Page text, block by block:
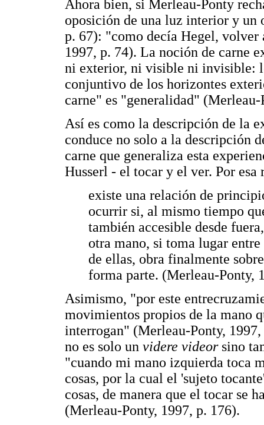
Ahora bien, si Merleau-Ponty
oposición de una luz interior y un
p. 67): "como decía Hegel, volver
1997, p. 74). La noción de carne
ni exterior, ni visible ni invisible:
conjuntivo de los horizontes
carne" es "generalidad"
Así es como la descripción de la
conduce no solo a la descripción
carne que generaliza esta
Husserl - el tocar y el ver. Por esa
existe una relación de
ocurrir si, al mismo tiempo
también accesible desde
otra mano, si toma lugar entre
de ellas, obra finalmente
forma parte. (Merleau-Ponty,
Asimismo, "por este
movimientos propios de la mano
interrogan" (Merleau-Ponty,
no es solo un videre videor sino
"cuando mi mano izquierda toca
cosas, por la cual el 'sujeto
cosas, de manera que el tocar se
(Merleau-Ponty, 1997, p. 176).